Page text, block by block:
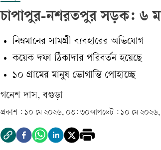
চাপাপুর-নশরতপুর সড়ক: ৬
নিম্নমানের সামগ্রী ব্যবহারের অভিযোগ
কয়েক দফা ঠিকাদার পরিবর্তন হয়েছে
১০ গ্রামের মানুষ ভোগান্তি পোহাচ্ছে
গনেশ দাস, বগুড়া
প্রকাশ : ১০ মে ২০২৬, ০৩: ৩০আপডেট : ১০ মে